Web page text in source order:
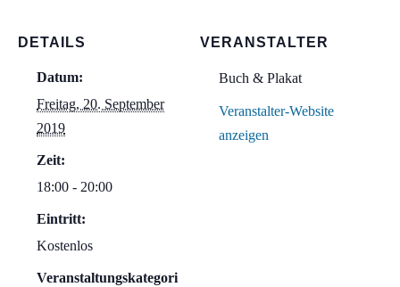
DETAILS
Datum:
Freitag, 20. September
2019
Zeit:
18:00 - 20:00
Eintritt:
Kostenlos
Veranstaltungskategori
VERANSTALTER
Buch & Plakat
Veranstalter-Website
anzeigen